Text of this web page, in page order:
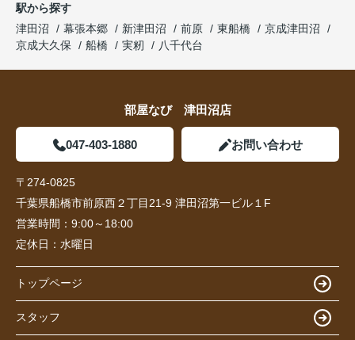
駅から探す
津田沼
幕張本郷 新津田沼 前原 東船橋
京成津田沼
京成大久保
船橋 実籾 八千代台
部屋なび 津田沼店
047-403-1880 お問い合わせ
〒274-0825
千葉県船橋市前原西２丁目21-9 津田沼第一ビル１F
営業時間： 9:00～18:00
定休日： 水曜日
トップページ
スタッフ